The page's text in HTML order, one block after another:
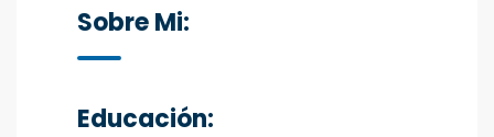
Sobre Mi:
Educación: